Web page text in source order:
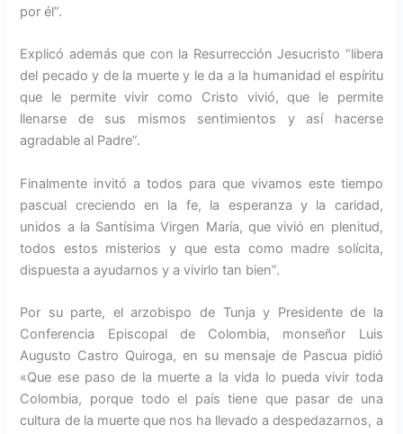
por él”.
Explicó además que con la Resurrección Jesucristo “libera
del pecado y de la muerte y le da a la humanidad el espíritu
que le permite vivir como Cristo vivió, que le permite
llenarse de sus mismos sentimientos y así hacerse
agradable al Padre”.
Finalmente invitó a todos para que vivamos este tiempo
pascual creciendo en la fe, la esperanza y la caridad,
unidos a la Santísima Virgen María, que vivió en plenitud,
todos estos misterios y que esta como madre solícita,
dispuesta a ayudarnos y a vivirlo tan bien”.
Por su parte, el arzobispo de Tunja y Presidente de la
Conferencia Episcopal de Colombia, monseñor Luis
Augusto Castro Quiroga, en su mensaje de Pascua pidió
«Que ese paso de la muerte a la vida lo pueda vivir toda
Colombia, porque todo el país tiene que pasar de una
cultura de la muerte que nos ha llevado a despedazarnos, a